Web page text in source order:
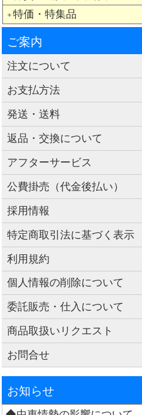
＋ 特価・特集品
ご案内
注文について
お支払方法
発送・送料
返品・交換について
アフターサービス
公費掛売（代金後払い）
採用情報
特定商取引法に基づく表示
利用規約
個人情報の削除について
委託販売・仕入について
商品取扱いリクエスト
お問合せ
お知らせ